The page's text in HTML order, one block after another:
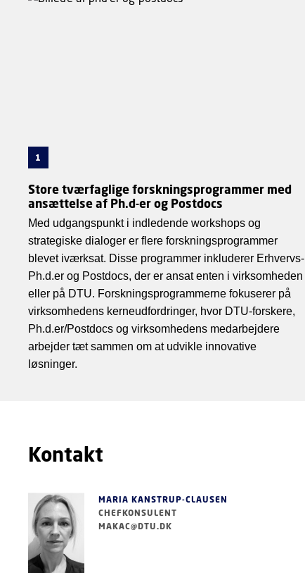
1
Store tværfaglige forskningsprogrammer med
ansættelse af Ph.d-er og Postdocs
Med udgangspunkt i indledende workshops og
strategiske dialoger er flere forskningsprogrammer
blevet iværksat. Disse programmer inkluderer Erhvervs-
Ph.d.er og Postdocs, der er ansat enten i virksomheden
eller på DTU. Forskningsprogrammerne fokuserer på
virksomhedens kerneudfordringer, hvor DTU-forskere,
Ph.d.er/Postdocs og virksomhedens medarbejdere
arbejder tæt sammen om at udvikle innovative
løsninger.
Kontakt
MARIA KANSTRUP-CLAUSEN
CHEFKONSULENT
MAKAC@DTU.DK